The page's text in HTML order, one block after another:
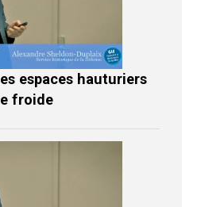
espaces hauturiers
froide